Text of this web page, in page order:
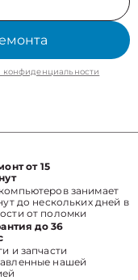
конфиденциальности
от 15
занимает
до нескольких дней в
от поломки
до 36
и запчасти
нашей